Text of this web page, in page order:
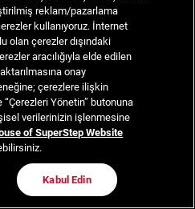
reklam/pazarlama
kullanıyoruz. İnternet
olan çerezler dışındaki
aracılığıyla elde edilen
onay
çerezlere ilişkin
Yönetin” butonuna
verilerinizin işlenmesine
of SuperStep Website
Kabul Edin